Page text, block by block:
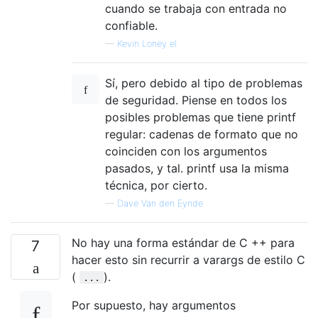
cuando se trabaja con entrada no
confiable.
— Kevin Loney el
Sí, pero debido al tipo de problemas
de seguridad. Piense en todos los
posibles problemas que tiene printf
regular: cadenas de formato que no
coinciden con los argumentos
pasados, y tal. printf usa la misma
técnica, por cierto.
— Dave Van den Eynde
7
No hay una forma estándar de C ++ para
hacer esto sin recurrir a varargs de estilo C
(
... ).
Por supuesto, hay argumentos